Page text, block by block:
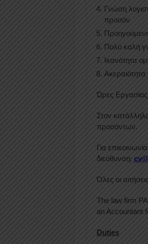
Γνώση
προσόν
Πολύ καλή
Ικανότητα
Ακεραιότητα
Ώρες
Στον
προσόντων.
Για
διεύθυνση:
Όλες οι
The law firm
an Accountant
Duties